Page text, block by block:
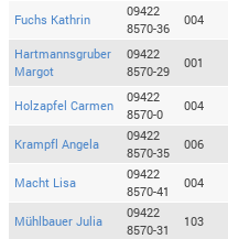
Fuchs Kathrin
09422
8570-36
004
Hartmannsgruber
Margot
09422
8570-29
001
Holzapfel Carmen
09422
8570-0
004
Krampfl Angela
09422
8570-35
006
Macht Lisa
09422
8570-41
004
Mühlbauer Julia
09422
8570-31
103